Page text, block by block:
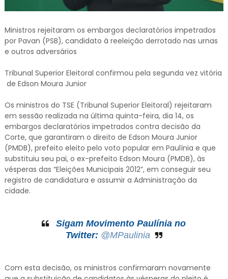
Ministros rejeitaram os embargos declaratórios impetrados
por Pavan (PSB), candidato à reeleição derrotado nas urnas
e outros adversários
Tribunal Superior Eleitoral confirmou pela segunda vez vitória
de Edson Moura Junior
Os ministros do TSE (Tribunal Superior Eleitoral) rejeitaram
em sessão realizada na última quinta-feira, dia 14, os
embargos declaratórios impetrados contra decisão da
Corte, que garantiram o direito de Edson Moura Junior
(PMDB), prefeito eleito pelo voto popular em Paulínia e que
substituiu seu pai, o ex-prefeito Edson Moura (PMDB), às
vésperas das “Eleições Municipais 2012”, em conseguir seu
registro de candidatura e assumir a Administração da
cidade.
Sigam Movimento Paulínia no
Twitter: @MPaulinia
Com esta decisão, os ministros confirmaram novamente